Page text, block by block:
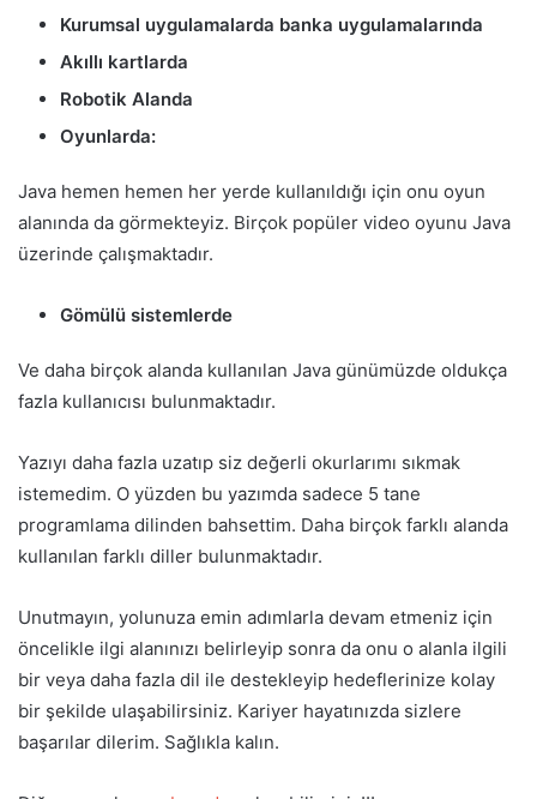
Kurumsal uygulamalarda banka uygulamalarında
Akıllı kartlarda
Robotik Alanda
Oyunlarda:
Java hemen hemen her yerde kullanıldığı için onu oyun
alanında da görmekteyiz. Birçok popüler video oyunu Java
üzerinde çalışmaktadır.
Gömülü sistemlerde
Ve daha birçok alanda kullanılan Java günümüzde oldukça
fazla kullanıcısı bulunmaktadır.
Yazıyı daha fazla uzatıp siz değerli okurlarımı sıkmak
istemedim. O yüzden bu yazımda sadece 5 tane
programlama dilinden bahsettim. Daha birçok farklı alanda
kullanılan farklı diller bulunmaktadır.
Unutmayın, yolunuza emin adımlarla devam etmeniz için
öncelikle ilgi alanınızı belirleyip sonra da onu o alanla ilgili
bir veya daha fazla dil ile destekleyip hedeflerinize kolay
bir şekilde ulaşabilirsiniz. Kariyer hayatınızda sizlere
başarılar dilerim. Sağlıkla kalın.